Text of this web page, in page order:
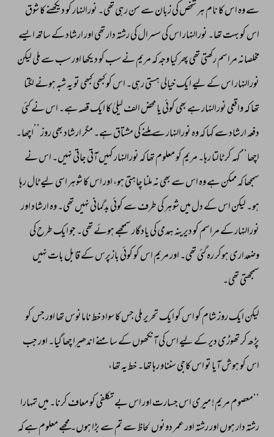
سے وہ اس کا نام ہر شخص کی زبان سے سن رہی تھی۔ نورالنہار کو دیکھنے کا شوق
اس کو بہت تھا۔ نورالنہار اس کی سسرال کی رشتہ دار تھی اور ارشاد کے ساتھ ایسے
مخلصانہ مراسم رکھتی تھی پھر کیا وجہ کہ مریم نے سب کو دیکھا اور سب سے ملی لیکن
نورالنہار اس کے لیے ایک خیالی ہستی رہی۔ اس کو کبھی کبھی تو یہ شبہ ہونے لگتا
تھا کہ واقعی نورالنہار ہے بھی کوئی یا محض الف لیلیٰ کا ایک قصہ ہے۔ اس نے کئی
دفعہ ارشاد سے کہا کہ وہ نورالنہار سے ملنے کی مشتاق ہے۔ مگر ارشاد بھی روز ’’اچھا۔
اچھا‘‘ کہہ کر ٹالتا رہا۔ مریم کو معلوم تھا کہ نورالنہار کہیں آتی جاتی نہیں۔ اس نے
سمجھا کہ ممکن ہے وہ اس سے بھی نہ ملنا چاہتی ہو، اور اس کا شوہر اسی لیے ٹال رہا
ہو۔ لیکن اس کے دل میں شوہر کی طرف سے کوئی بدگمانی نہیں تھی۔ وہ ارشاد اور
نورالنہار کے مراسم کو دیرینہ ہمدمی کی یادگار سمجھے ہوئے تھی۔ جو ایک طرح کی
وضعداری ہوکر رہ گئی تھی۔ اور مریم اس کو کوئی بازپرس کے قابل بات نہیں
سمجھتی تھی۔
لیکن ایک روز شام کو اس کو ایک تحریر ملی جس کا سواد خط نامانوس تھا اور جس کو
پڑھ کر تھوڑی دیر کے لیے اس کی آنکھوں کے سامنے اندھیرا چھا گیا۔ اور جب
اس کو ہوش آیا تو اس کاجی سنناو رہا تھا۔ خط یہ تھا،
’’معصوم مریم! میری اس جسارت اور اس بے تکلفی کو معاف کرنا۔ میں تمہارا
رشتہ دار ہوں اور رشتہ اور عمر دونوں لحاظ سے تم سے بڑا ہوں۔ مجھے معلوم ہے کہ